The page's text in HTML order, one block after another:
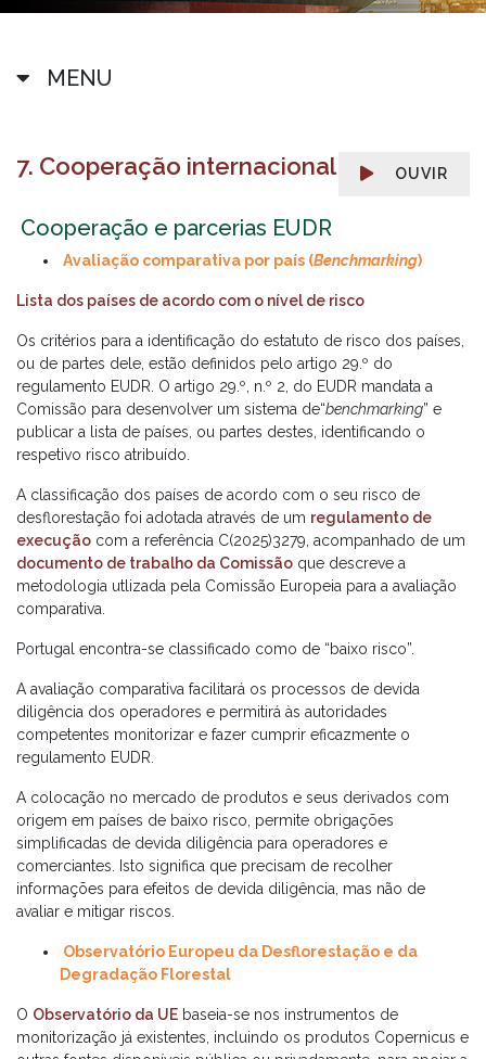
MENU
OUVIR
7. Cooperação internacional
Cooperação e parcerias EUDR​
Avaliação comparativa por país (Benchmarking)
Lista dos países de acordo com o nível de risco
Os critérios para a identificação do estatuto de risco dos países,
ou de partes dele, estão definidos pelo artigo 29.º do
regulamento EUDR. O artigo 29.º, n.º 2, do EUDR mandata a
Comissão para desenvolver um sistema de“benchmarking” e
publicar a lista de países, ou partes destes, identificando o
respetivo risco atribuído.​
A classificação dos países de acordo com o seu risco de
desflorestação foi adotada através de um regulamento de
execução com a referência C(2025)3279, acompanhado de um
documento de trabalho da Comissão que descreve a
metodologia utlizada pela Comissão Europeia para a avaliação
comparativa.​
Portugal encontra-se classificado como de “baixo risco”.​
A avaliação comparativa facilitará os processos de devida
diligência dos operadores e permitirá às autoridades
competentes monitorizar e fazer cumprir eficazmente o
regulamento EUDR.​
A colocação no mercado de produtos e seus derivados com
origem em países de baixo risco, permite obrigações
simplificadas de devida diligência para operadores e
comerciantes. Isto significa que precisam de recolher
informações para efeitos de devida diligência, mas não de
avaliar e mitigar riscos.​
Observatório Europeu da Desflorestação e da
Degradação Florestal
O Observatório da UE baseia-se nos instrumentos de
monitorização já existentes, incluindo os produtos Copernicus e